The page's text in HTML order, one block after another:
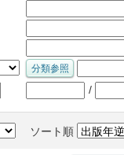
/
ソート順